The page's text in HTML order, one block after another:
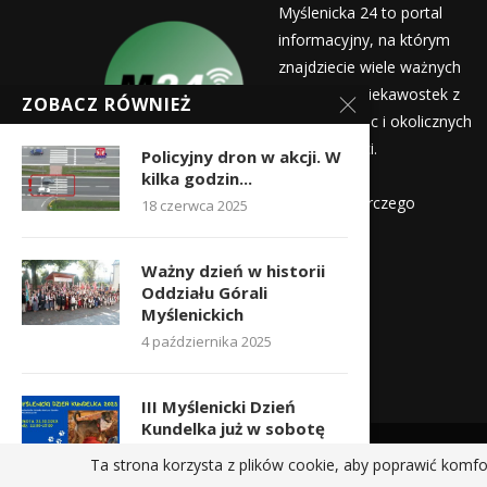
Myślenicka 24 to portal
informacyjny, na którym
znajdziecie wiele ważnych
informacji i ciekawostek z
życia Myślenic i okolicznych
miejscowości.
Myślenicka Agencja Rozwoju Gospodarczego
Kontakt:
redakcja@myslenicka24.pl
ZOBACZ RÓWNIEŻ
Policyjny dron w akcji. W
kilka godzin...
18 czerwca 2025
Ważny dzień w historii
Oddziału Górali
Myślenickich
4 października 2025
III Myślenicki Dzień
Kundelka już w sobotę
18 października 2023
Ta strona korzysta z plików cookie, aby poprawić